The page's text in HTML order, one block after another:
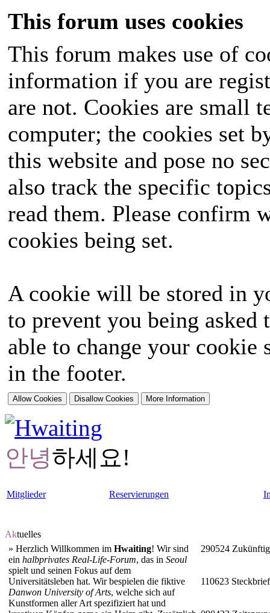
This forum uses cookies
This forum makes use of
information if you are
are not. Cookies are small
computer; the cookies set
this website and pose no
also track the specific
read them. Please confirm
cookies being set.
A cookie will be stored in
to prevent you being
able to change your
in the footer.
안녕하세요!
Mitglieder Reservierungen
Aktuelles
» Herzlich Willkommen im Hwaiting! Wir sind
ein halbprivates Real-Life-Forum, das in Seoul
spielt und seinen Fokus auf dem
Universitätsleben hat. Wir bespielen die fiktive
Danwon University of Arts, welche sich auf
Kunstformen aller Art spezifiziert hat und
290524
110623